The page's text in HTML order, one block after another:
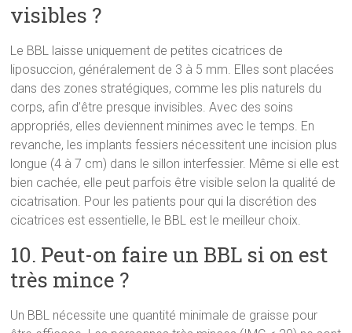
visibles ?
Le BBL laisse uniquement de petites cicatrices de
liposuccion, généralement de 3 à 5 mm. Elles sont placées
dans des zones stratégiques, comme les plis naturels du
corps, afin d’être presque invisibles. Avec des soins
appropriés, elles deviennent minimes avec le temps. En
revanche, les implants fessiers nécessitent une incision plus
longue (4 à 7 cm) dans le sillon interfessier. Même si elle est
bien cachée, elle peut parfois être visible selon la qualité de
cicatrisation. Pour les patients pour qui la discrétion des
cicatrices est essentielle, le BBL est le meilleur choix.
10. Peut-on faire un BBL si on est
très mince ?
Un BBL nécessite une quantité minimale de graisse pour